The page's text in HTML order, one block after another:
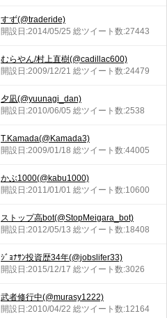
すず(@traderide)
開設日:2014/05/25 総ツイート数:27443
むらやん/村上直樹(@cadillac600)
開設日:2009/12/21 総ツイート数:24479
夕凪(@yuunagi_dan)
開設日:2010/06/05 総ツイート数:2538
T.Kamada(@Kamada3)
開設日:2009/01/18 総ツイート数:44005
かぶ1000(@kabu1000)
開設日:2011/01/01 総ツイート数:10600
ストップ高bot(@StopMeigara_bot)
開設日:2012/05/13 総ツイート数:18408
ｼﾞｮﾅｻﾝ投資歴34年(@jobslifer33)
開設日:2015/12/17 総ツイート数:3026
武者修行中(@murasy1222)
開設日:2010/04/22 総ツイート数:12164